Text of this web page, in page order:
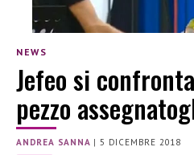
NEWS
Jefeo si
pezzo
ANDREA SANNA |5 DICEMBRE 2018